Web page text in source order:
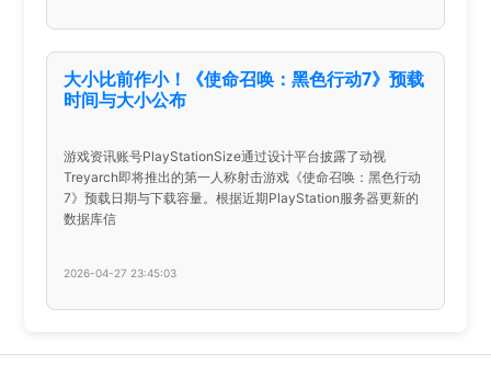
大小比前作小！《使命召唤：黑色行动7》预载
时间与大小公布
游戏资讯账号PlayStationSize通过设计平台披露了动视
Treyarch即将推出的第一人称射击游戏《使命召唤：黑色行动
7》预载日期与下载容量。根据近期PlayStation服务器更新的
数据库信
2026-04-27 23:45:03